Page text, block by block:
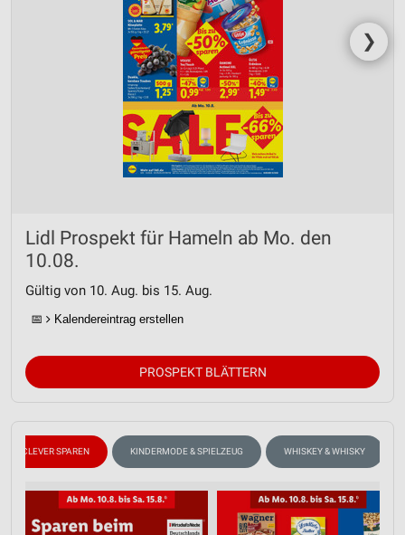
❯
Lidl Prospekt für Hameln ab Mo. den
10.08.
Gültig von 10. Aug. bis 15. Aug.
📅 Kalendereintrag erstellen
PROSPEKT BLÄTTERN
CLEVER SPAREN KINDERMODE & SPIELZEUG WHISKEY & WHISKY